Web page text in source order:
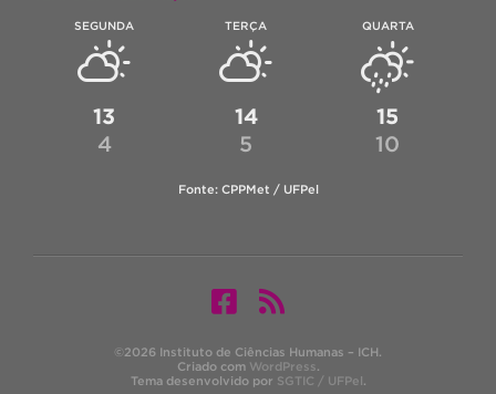
SEGUNDA
13
4
TERÇA
14
5
QUARTA
15
10
Fonte: CPPMet / UFPel
©2026 Instituto de Ciências Humanas – ICH.
Criado com WordPress.
Tema desenvolvido por SGTIC / UFPel.